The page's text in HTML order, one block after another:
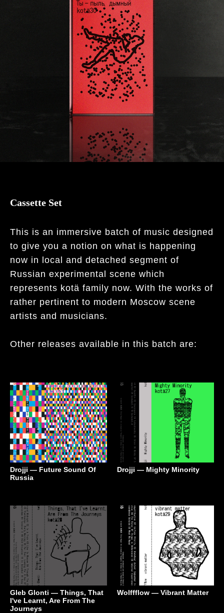
Cassette Set
This is an immersive batch of music designed
to give you a notion on what is happening
now in local and detached segment of
Russian experimental scene which
represents kotä family now. With the works of
rather pertinent to modern Moscow scene
artists and musicians.
Other releases available in this batch are:
Drojji — Future Sound Of
Russia
Drojji — Mighty Minority
Gleb Glonti — Things, That
I've Learnt, Are From The
Journeys
Wolffflow — Vibrant Matter